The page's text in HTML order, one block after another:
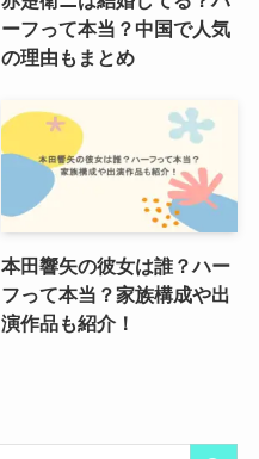
ーフって本当？中国で人気
の理由もまとめ
本田響矢の彼女は誰？ハー
フって本当？家族構成や出
演作品も紹介！